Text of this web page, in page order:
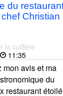
du
Christian
la cuillère
11:35
mon avis et ma
du
restaurant